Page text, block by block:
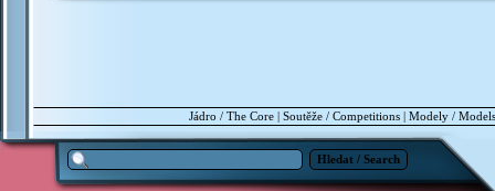
Jádro / The Core Soutěže / Competitions Modely / Models
Hledat / Search